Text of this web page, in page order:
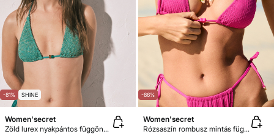
-81% SHINE
Women'secret
Zöld lurex nyakpántos függöny bikinifelső
-86%
Women'secret
Rózsaszín rombusz mintás függöny bikinifelső